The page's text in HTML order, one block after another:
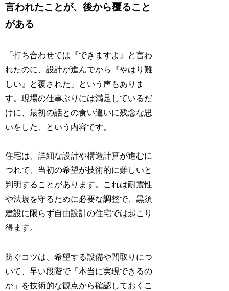
言われたことが、後から覆ること
がある
「打ち合わせでは『できますよ』と言わ
れたのに、設計が進んでから『やはり難
しい』と覆された」という声もありま
す。現場の仕事ぶりには満足しているだ
けに、最初の話との食い違いに残念な思
いをした、という内容です。
住宅は、詳細な設計や構造計算が進むに
つれて、当初の希望が技術的に難しいと
判明することがあります。これは耐震性
や法規を守るために必要な調整で、黒須
建設に限らず自由設計の住宅では起こり
得ます。
防ぐコツは、希望する設備や間取りにつ
いて、早い段階で「本当に実現できるの
か」を技術的な観点から確認しておくこ